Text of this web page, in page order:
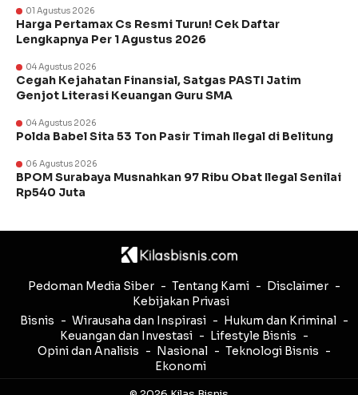
01 Agustus 2026
Harga Pertamax Cs Resmi Turun! Cek Daftar
Lengkapnya Per 1 Agustus 2026
04 Agustus 2026
Cegah Kejahatan Finansial, Satgas PASTI Jatim
Genjot Literasi Keuangan Guru SMA
04 Agustus 2026
Polda Babel Sita 53 Ton Pasir Timah Ilegal di Belitung
06 Agustus 2026
BPOM Surabaya Musnahkan 97 Ribu Obat Ilegal Senilai
Rp540 Juta
Pedoman Media Siber Tentang Kami
Disclaimer
Kebijakan Privasi
Bisnis
Wirausaha dan Inspirasi
Hukum dan Kriminal
Keuangan dan Investasi
Lifestyle Bisnis
Opini dan Analisis
Nasional
Teknologi Bisnis
Ekonomi